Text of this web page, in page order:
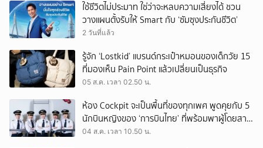
ใช้ชีวิตไม่ประมาท ใช่ว่าจะหลบความเสี่ยงได้ ชวน
วางแผนตั้งรับให้ Smart กับ ‘ซัมซุงประกันชีวิต’
2 วันที่แล้ว
รู้จัก ‘Lostkid’ แบรนด์กระเป๋าหมอนของเด็กวัย 15
ที่มองเห็น Pain Point แล้วเปลี่ยนเป็นธุรกิจ
05 ส.ค. เวลา 02.50 น.
ห้อง Cockpit จะเป็นพื้นที่ของทุกเพศ พูดคุยกับ 5
นักบินหญิงของ ‘การบินไทย’ ที่พร้อมพาผู้โดยสาร
บินไปทั่วโลก
04 ส.ค. เวลา 10.50 น.